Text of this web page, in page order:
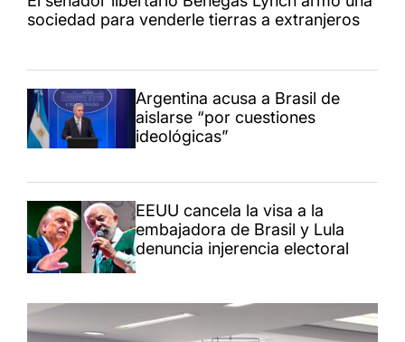
sociedad para venderle tierras a extranjeros
Argentina acusa a Brasil de
aislarse “por cuestiones
ideológicas”
EEUU cancela la visa a la
embajadora de Brasil y Lula
denuncia injerencia electoral